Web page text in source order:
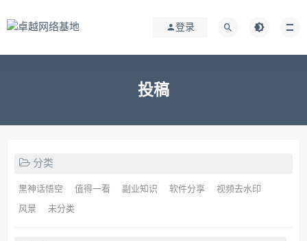
登录
投稿
分类
黑神话悟空 值得一看 副业知识 软件分享 视频去水印
风景 未分类